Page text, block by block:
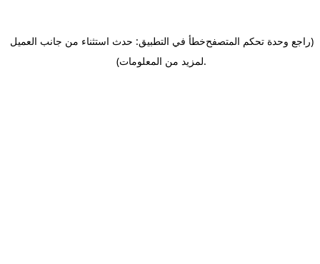
خطأ في التطبيق: حدث استثناء من جانب العميل(راجع وحدة تحكم المتصفح
لمزيد من المعلومات).